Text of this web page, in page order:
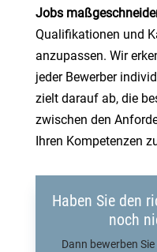
Jobs
Qualifikationen und
anzupassen. Wir
jeder Bewerber
zielt darauf ab, die
zwischen den
Ihren Kompetenzen
Haben Sie den
noch
Dann bewerben